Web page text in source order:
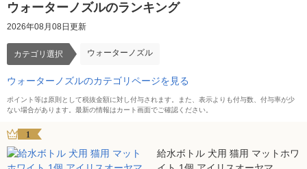
ウォーターノズルのランキング
2026年08月08日更新
カテゴリ選択 ウォーターノズル
ウォーターノズルのカテゴリページを見る
ポイント等は原則として税抜金額に対し付与されます。また、表示よりも付与数、付与率が少
ない場合があります。最新の情報はカート画面でご確認ください。
1
給水ボトル 犬用 猫用 マットホワ